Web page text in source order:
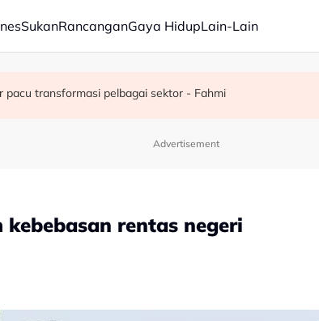
SukanRancanganGaya HidupLain-Lain
semusim
pacu transformasi pelbagai sektor - Fahmi
Advertisement
rentas negeri